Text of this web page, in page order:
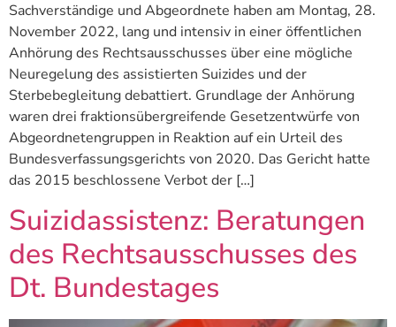
Sachverständige und Abgeordnete haben am Montag, 28.
November 2022, lang und intensiv in einer öffentlichen
Anhörung des Rechtsausschusses über eine mögliche
Neuregelung des assistierten Suizides und der
Sterbebegleitung debattiert. Grundlage der Anhörung
waren drei fraktionsübergreifende Gesetzentwürfe von
Abgeordnetengruppen in Reaktion auf ein Urteil des
Bundesverfassungsgerichts von 2020. Das Gericht hatte
das 2015 beschlossene Verbot der […]
Suizidassistenz: Beratungen
des Rechtsausschusses des
Dt. Bundestages